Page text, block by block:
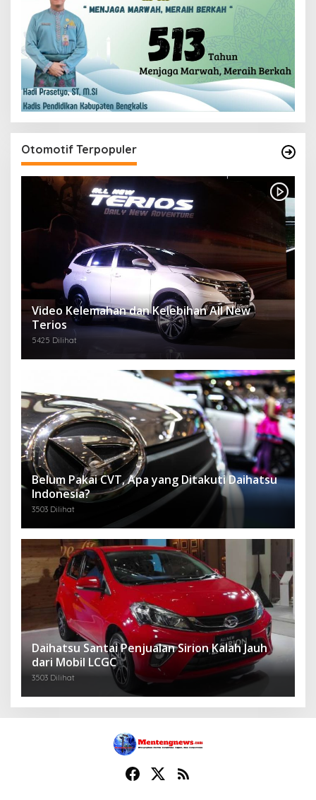
Otomotif Terpopuler
Video Kelemahan dan Kelebihan All New
Terios
5425 Dilihat
Belum Pakai CVT, Apa yang Ditakuti Daihatsu
Indonesia?
3503 Dilihat
Daihatsu Santai Penjualan Sirion Kalah Jauh
dari Mobil LCGC
3503 Dilihat